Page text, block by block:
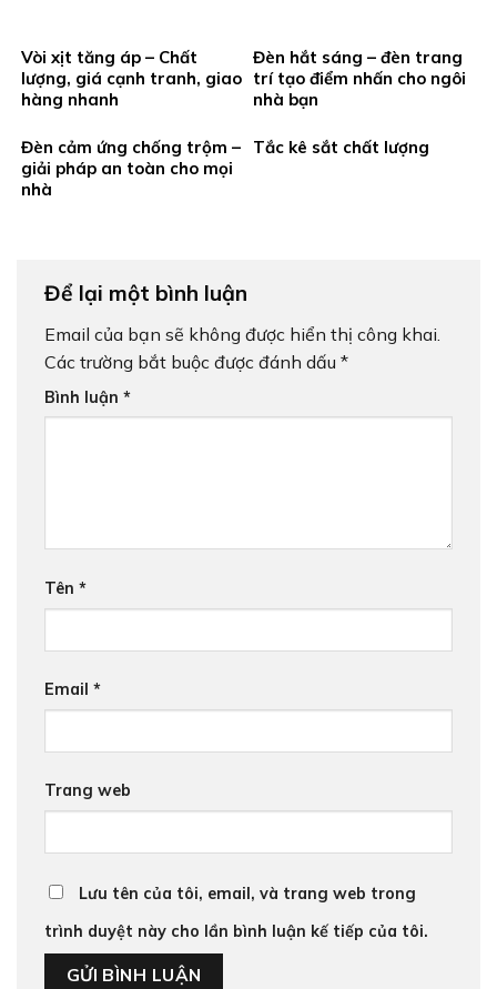
Vòi xịt tăng áp – Chất
lượng, giá cạnh tranh, giao
hàng nhanh
Đèn hắt sáng – đèn trang
trí tạo điểm nhấn cho ngôi
nhà bạn
Đèn cảm ứng chống trộm –
giải pháp an toàn cho mọi
nhà
Tắc kê sắt chất lượng
Để lại một bình luận
Email của bạn sẽ không được hiển thị công khai.
Các trường bắt buộc được đánh dấu *
Bình luận *
Tên *
Email *
Trang web
Lưu tên của tôi, email, và trang web trong
trình duyệt này cho lần bình luận kế tiếp của tôi.